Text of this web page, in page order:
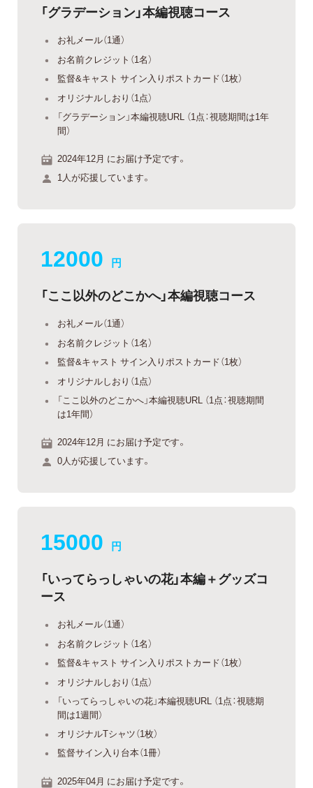
「グラデーション」本編視聴コース
お礼メール（1通）
お名前クレジット（1名）
監督&キャスト サイン入りポストカード（1枚）
オリジナルしおり（1点）
「グラデーション」本編視聴URL （1点：視聴期間は1年
間）
2024年12月 にお届け予定です。
1人が応援しています。
12000 円
「ここ以外のどこかへ」本編視聴コース
お礼メール（1通）
お名前クレジット（1名）
監督&キャスト サイン入りポストカード（1枚）
オリジナルしおり（1点）
「ここ以外のどこかへ」本編視聴URL （1点：視聴期間
は1年間）
2024年12月 にお届け予定です。
0人が応援しています。
15000 円
「いってらっしゃいの花」本編＋グッズコ
ース
お礼メール（1通）
お名前クレジット（1名）
監督&キャスト サイン入りポストカード（1枚）
オリジナルしおり（1点）
「いってらっしゃいの花」本編視聴URL （1点：視聴期
間は1週間）
オリジナルTシャツ（1枚）
監督サイン入り台本（1冊）
2025年04月 にお届け予定です。